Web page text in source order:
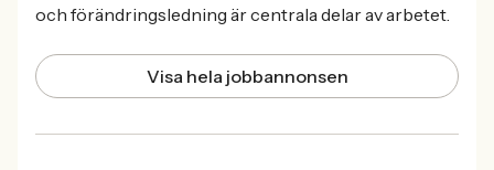
och förändringsledning är centrala delar av arbetet.
Visa hela jobbannonsen